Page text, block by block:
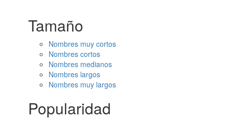
Tamaño
Nombres muy cortos
Nombres cortos
Nombres medianos
Nombres largos
Nombres muy largos
Popularidad